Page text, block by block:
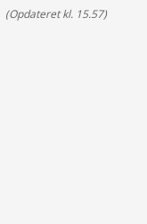
(Opdateret kl. 15.57)